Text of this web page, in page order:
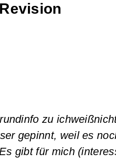
zu
gepinnt, weil es
gibt für mich